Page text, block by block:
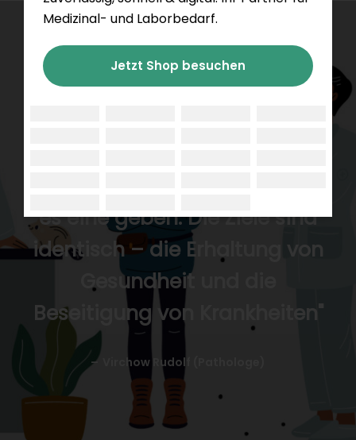
Medizinal- und Laborbedarf.
Jetzt Shop besuchen
es eine geben. Die Ziele sind
identisch – die Erhaltung von
Gesundheit und die
Beseitigung von Krankheiten
– Virchow Rudolf (Pathologe)